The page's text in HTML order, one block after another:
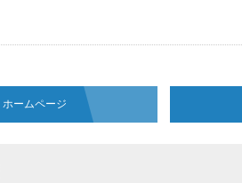
ホームページ